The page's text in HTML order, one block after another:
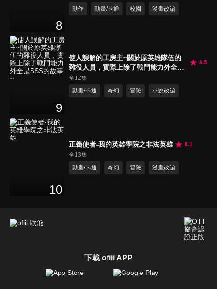
8
動作
動畫/卡通 校園 漫畫改編
9
使人誤解的工房主~關於原英雄隊伍的
雜役人員，實際上除了戰鬥能力外全是
SSS的故事~
8.5
全12集
動畫/卡通
奇幻 冒險 小說改編
10
正義使者-我的英雄學院之非法英雄
8.1
全13集
動畫/卡通
奇幻 冒險 漫畫改編
下載 ofiii APP